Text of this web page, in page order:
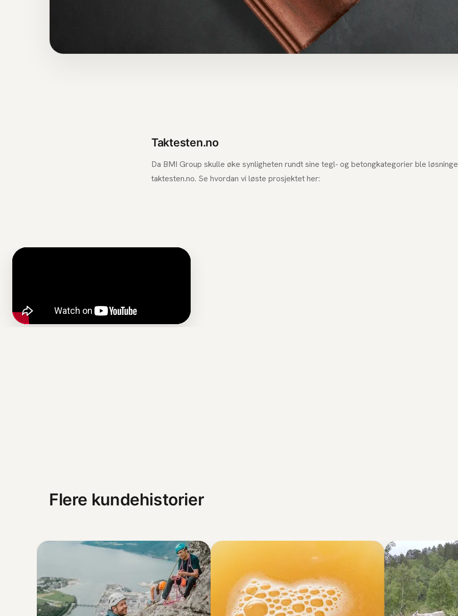
Taktesten.no
Da BMI Group skulle øke synligheten rundt sine tegl- og betongkategorier ble
taktesten.no. Se hvordan vi løste prosjektet her:
Flere kundehistorier